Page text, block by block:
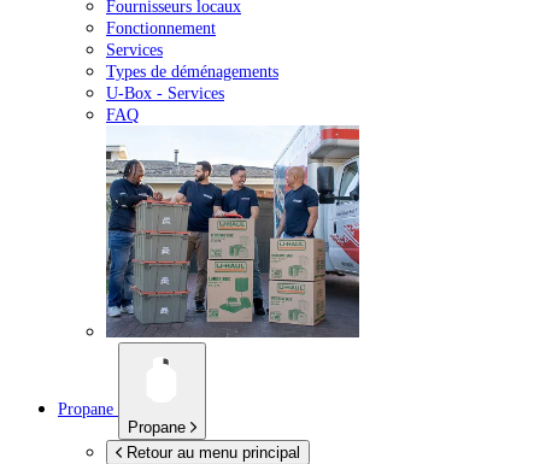
Fournisseurs locaux
Fonctionnement
Services
Types de déménagements
U-Box - Services
FAQ
Propane
Propane
Retour au menu principal